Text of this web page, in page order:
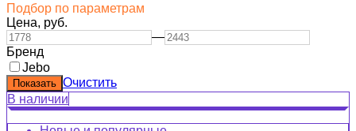
Подбор по параметрам
Цена, руб.
—
Бренд
Jebo
Очистить
В наличии